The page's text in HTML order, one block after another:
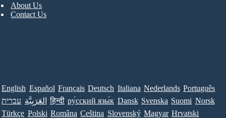
About Us
Contact Us
English Español Français Deutsch Italiana Nederlands Português
עברית العَرَبِيَّة हिन्दी ру́сский язы́к Dansk Svenska Suomi Norsk
Türkçe Polski Româna Ceština Slovenský Magyar Hrvatski